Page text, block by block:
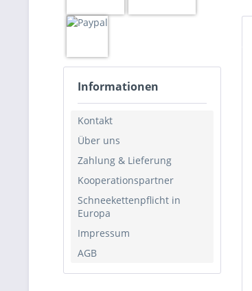
Informationen
Kontakt
Über uns
Zahlung & Lieferung
Kooperationspartner
Schneekettenpflicht in
Europa
Impressum
AGB